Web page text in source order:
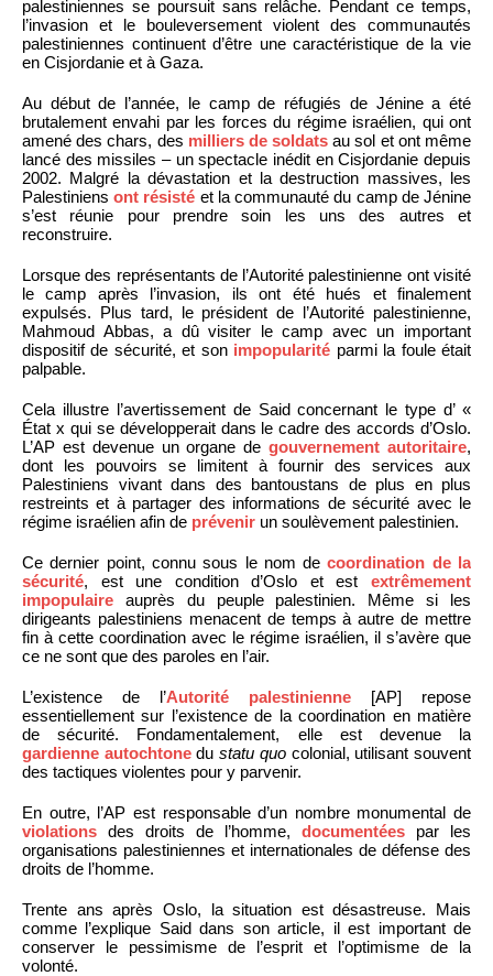
palestiniennes se poursuit sans relâche. Pendant ce temps,
l’invasion et le bouleversement violent des communautés
palestiniennes continuent d’être une caractéristique de la vie
en Cisjordanie et à Gaza.
Au début de l’année, le camp de réfugiés de Jénine a été
brutalement envahi par les forces du régime israélien, qui ont
amené des chars, des milliers de soldats au sol et ont même
lancé des missiles – un spectacle inédit en Cisjordanie depuis
2002. Malgré la dévastation et la destruction massives, les
Palestiniensont résisté et la communauté du camp de Jénine
s’est réunie pour prendre soin les uns des autres et
reconstruire.
Lorsque des représentants de l’Autorité palestinienne ont visité
le camp après l’invasion, ils ont été hués et finalement
expulsés. Plus tard, le président de l’Autorité palestinienne,
Mahmoud Abbas, a dû visiter le camp avec un important
dispositif de sécurité, et son impopularité parmi la foule était
palpable.
Cela illustre l’avertissement de Said concernant le type d’ «
État x qui se développerait dans le cadre des accords d’Oslo.
L’AP est devenue un organe degouvernement autoritaire,
dont les pouvoirs se limitent à fournir des services aux
Palestiniens vivant dans des bantoustans de plus en plus
restreints et à partager des informations de sécurité avec le
régime israélien afin de prévenir un soulèvement palestinien.
Ce dernier point, connu sous le nom decoordination de la
sécurité, est une condition d’Oslo et est extrêmement
impopulaire auprès du peuple palestinien. Même si les
dirigeants palestiniens menacent de temps à autre de mettre
fin à cette coordination avec le régime israélien, il s’avère que
ce ne sont que des paroles en l’air.
L’existence de l’Autorité palestinienne [AP] repose
essentiellement sur l’existence de la coordination en matière
de sécurité. Fondamentalement, elle est devenue la
gardienne autochtonedustatu quocolonial, utilisant souvent
des tactiques violentes pour y parvenir.
En outre, l’AP est responsable d’un nombre monumental de
violations des droits de l’homme, documentées par les
organisations palestiniennes et internationales de défense des
droits de l’homme.
Trente ans après Oslo, la situation est désastreuse. Mais
comme l’explique Said dans son article, il est important de
conserver le pessimisme de l’esprit et l’optimisme de la
volonté.